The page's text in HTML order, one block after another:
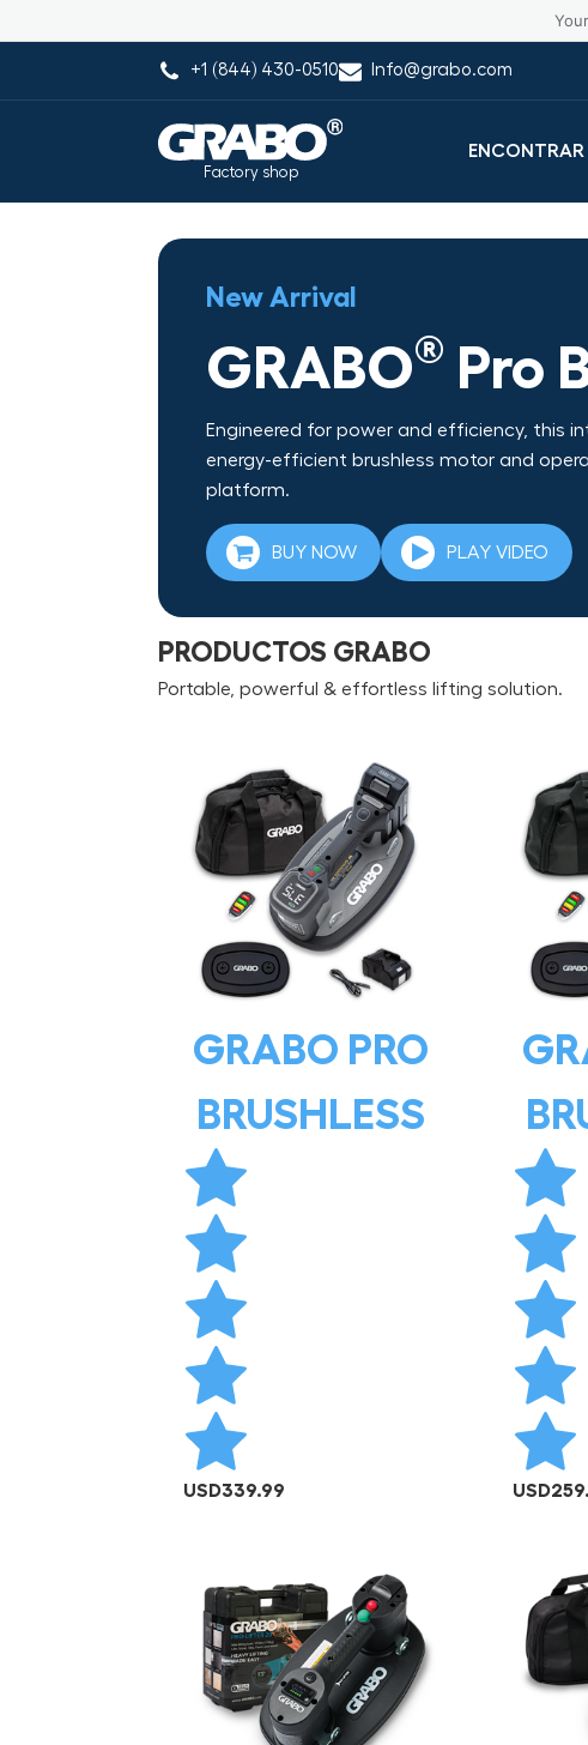
+1 (844) 430-0510 Info@grabo.com
Factory shop
New Arrival
GRABO® Pro
Engineered for power and efficiency, this
energy-efficient brushless motor and
platform.
BUY NOW PLAY VIDEO
PRODUCTOS GRABO
Portable, powerful & effortless lifting solution.
GRABO PRO
BRUSHLESS
USD339.99 USD